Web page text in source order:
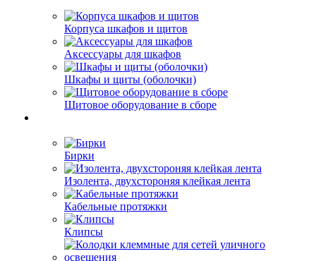
Корпуса шкафов и щитов
Аксессуары для шкафов
Шкафы и щиты (оболочки)
Щитовое оборудование в сборе
Бирки
Изолента, двухстороняя клейкая лента
Кабельные протяжки
Клипсы